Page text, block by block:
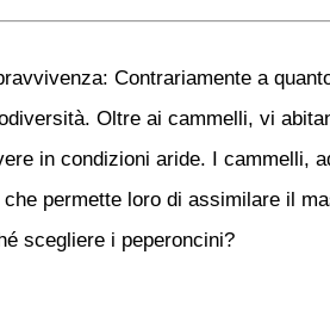
Contrariamente a
Oltre ai cammelli, vi
in condizioni aride. I cammelli,
che permette loro di assimilare il
scegliere i peperoncini?